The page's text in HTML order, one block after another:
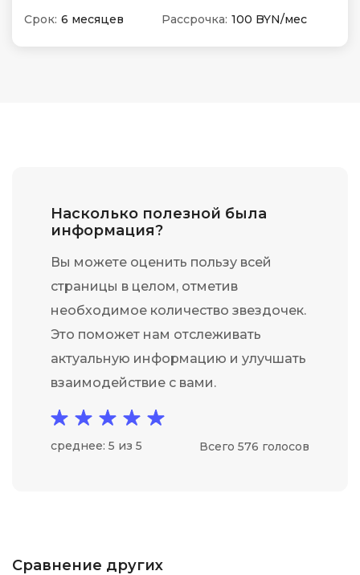
Срок: 6 месяцев Рассрочка: 100 BYN/мес
Насколько полезной была
информация?
Вы можете оценить пользу всей
страницы в целом, отметив
необходимое количество звездочек.
Это поможет нам отслеживать
актуальную информацию и улучшать
взаимодействие с вами.
среднее: 5 из 5 Всего 576 голосов
Сравнение других